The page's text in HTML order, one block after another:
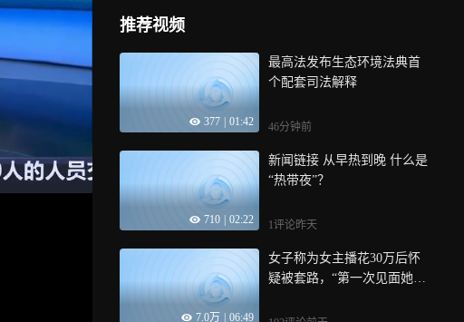
推荐视频
377 01:42
最高法发布生态环境法典首
个配套司法解释
46分钟前
710 02:22
新闻链接 从早热到晚 什么是
“热带夜”？
1评论昨天
7.0万 06:49
女子称为女主播花30万后怀
疑被套路，“第一次见面她说
播回应